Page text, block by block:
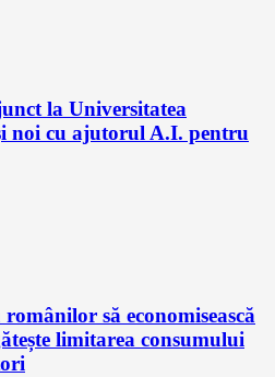
la Universitatea
noi cu ajutorul A.I. pentru
să economisească
limitarea consumului